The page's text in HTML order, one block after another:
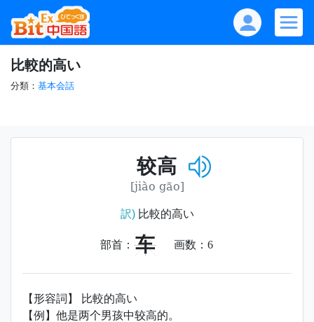
比較的高い
分類： 基本会話
较高
[jiào gāo]
訳)比較的高い
部首： 车 画数： 6
【形容詞】 比較的高い
【例】他是两个男孩中较高的。